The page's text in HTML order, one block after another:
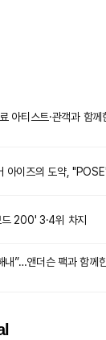
아티스트·관객과 함께
아이즈의 도약,
200' 3·4위 차지
내”…앤더슨 팩과 함께